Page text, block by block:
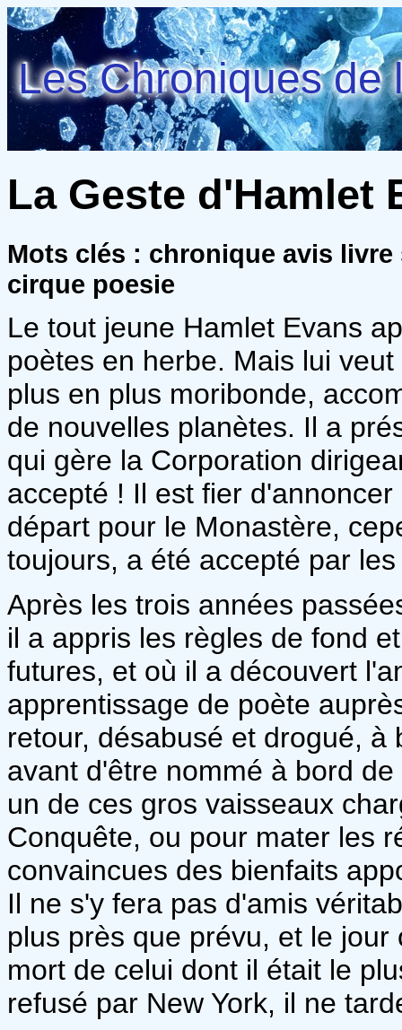
Les Chroniques de
La Geste d'Hamlet
Mots clés : chronique avis
cirque poesie
Le tout jeune Hamlet Evans
poètes en herbe. Mais lui
plus en plus moribonde,
de nouvelles planètes. Il a
qui gère la Corporation
accepté ! Il est fier
départ pour le Monastère,
toujours, a été accepté par
Après les trois années
il a appris les règles de fond
futures, et où il a découvert
apprentissage de poète
retour, désabusé et drogué,
avant d'être nommé à bord de
un de ces gros vaisseaux
Conquête, ou pour mater les
convaincues des bienfaits
Il ne s'y fera pas d'amis
plus près que prévu, et le
mort de celui dont il était le
refusé par New York, il ne